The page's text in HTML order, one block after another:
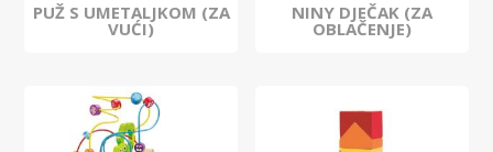
PUŽ S UMETALJKOM (ZA
VUĆI)
NINY DJEČAK (ZA
OBLAČENJE)